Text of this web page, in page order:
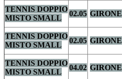
TENNIS DOPPIO
MISTO SMALL
02.05 GIRONE
TENNIS DOPPIO
MISTO SMALL
02.05 GIRONE
TENNIS DOPPIO
MISTO SMALL
04.02 GIRONE